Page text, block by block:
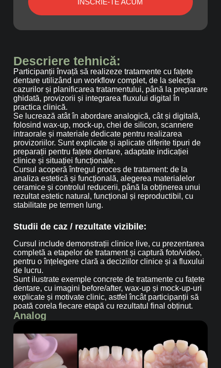
Descriere tehnică:
Participanții învață să realizeze tratamente cu fațete
dentare utilizând un workflow complet, de la selecția
cazurilor și planificarea tratamentului, până la preparare
ghidată, provizorii și integrarea fluxului digital în
practica clinică.
Se lucrează atât în abordare analogică, cât și digitală,
folosind wax-up, mock-up, chei de silicon, scannere
intraorale și materiale dedicate pentru realizarea
provizoriilor. Sunt explicate și aplicate diferite tipuri de
preparații pentru fațete dentare, adaptate indicației
clinice și situației funcționale.
Cursul acoperă întregul proces de tratament: de la
analiza estetică și funcțională, alegerea materialelor
ceramice și controlul reducerii, până la obținerea unui
rezultat estetic natural, funcțional și reproductibil, cu
stabilitate pe termen lung.
Studii de caz / rezultate vizibile:
Cursul include demonstrații clinice live, cu prezentarea
completă a etapelor de tratament și captură foto/video,
pentru o înțelegere clară a deciziilor clinice și a fluxului
de lucru.
Sunt ilustrate exemple concrete de tratamente cu fațete
dentare, cu imagini before/after, wax-up și mock-up-uri
explicate și motivate clinic, astfel încât participanții să
poată corela fiecare etapă cu rezultatul final obținut.
Analog